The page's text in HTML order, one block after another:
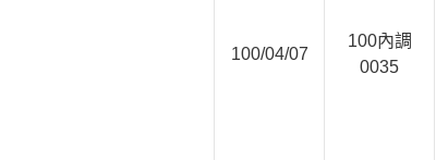
100/04/07
100內調
0035